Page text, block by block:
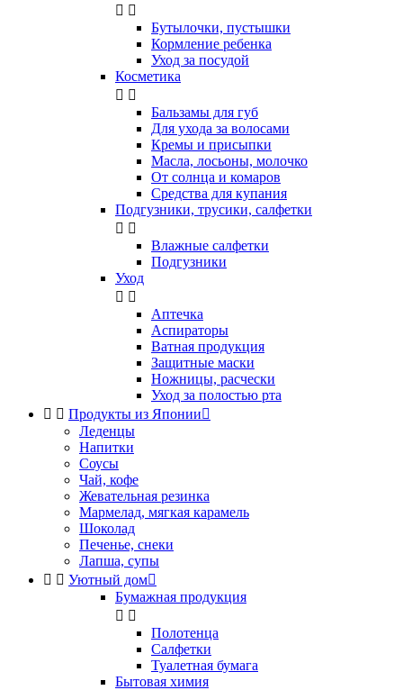
 
Бутылочки, пустышки
Кормление ребенка
Уход за посудой
Косметика
 
Бальзамы для губ
Для ухода за волосами
Кремы и присыпки
Масла, лосьоны, молочко
От солнца и комаров
Средства для купания
Подгузники, трусики, салфетки
 
Влажные салфетки
Подгузники
Уход
 
Аптечка
Аспираторы
Ватная продукция
Защитные маски
Ножницы, расчески
Уход за полостью рта
  Продукты из Японии
Леденцы
Напитки
Соусы
Чай, кофе
Жевательная резинка
Мармелад, мягкая карамель
Шоколад
Печенье, снеки
Лапша, супы
  Уютный дом
Бумажная продукция
 
Полотенца
Салфетки
Туалетная бумага
Бытовая химия